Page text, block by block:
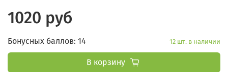
1020 руб
Бонусных баллов: 14 12 шт. в наличии
В корзину